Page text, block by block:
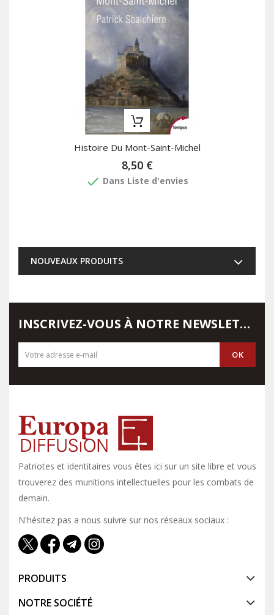
Histoire Du Mont-Saint-Michel
8,50 €
done Dans Liste d'envies
NOUVEAUX PRODUITS
INSCRIVEZ-VOUS À NOTRE NEWSLETTER
Patriotes et identitaires vous êtes ici sur un site libre et vous y
trouverez des munitions intellectuelles pour les combats de
demain.
N'hésitez pas a nous suivre sur nos réseaux sociaux :
PRODUITS
NOTRE SOCIÉTÉ